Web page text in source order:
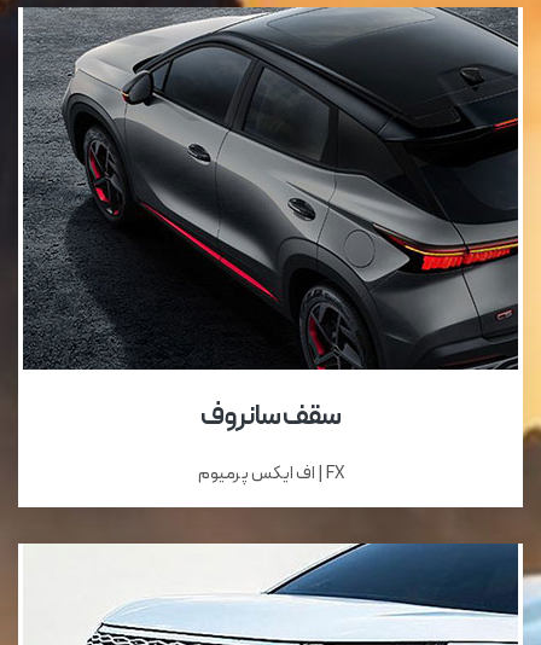
سقف سانروف
FX | اف ایکس پرمیوم